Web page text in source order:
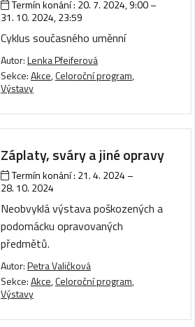
Termín konání : 20. 7. 2024, 9:00–
31. 10. 2024, 23:59
Cyklus současného uměnní
Autor:Lenka Pfeiferová
Sekce:Akce,Celoroční program,
Výstavy
Záplaty, sváry a jiné opravy
Termín konání : 21. 4. 2024–
28. 10. 2024
Neobvyklá výstava poškozených a
podomácku opravovaných
předmětů.
Autor:Petra Valičková
Sekce:Akce,Celoroční program,
Výstavy